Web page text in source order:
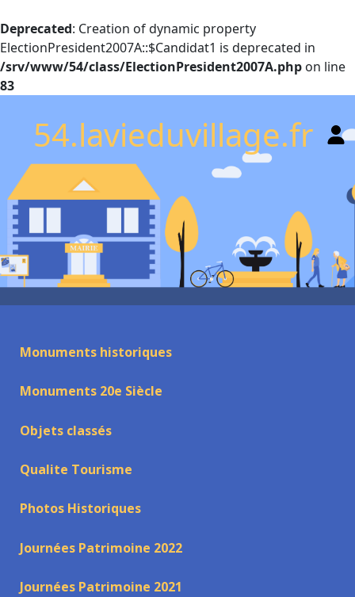
Deprecated: Creation of dynamic property
ElectionPresident2007A::$Candidat1 is deprecated in
/srv/www/54/class/ElectionPresident2007A.php on line
83
54.lavieduvillage.fr
Monuments historiques
Monuments 20e Siècle
Objets classés
Qualite Tourisme
Photos Historiques
Journées Patrimoine 2022
Journées Patrimoine 2021